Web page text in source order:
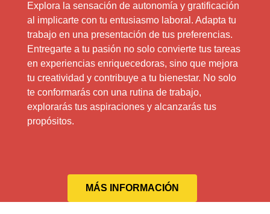
Explora la sensación de autonomía y gratificación
al implicarte con tu entusiasmo laboral. Adapta tu
trabajo en una presentación de tus preferencias.
Entregarte a tu pasión no solo convierte tus tareas
en experiencias enriquecedoras, sino que mejora
tu creatividad y contribuye a tu bienestar. No solo
te conformarás con una rutina de trabajo,
explorarás tus aspiraciones y alcanzarás tus
propósitos.
MÁS INFORMACIÓN